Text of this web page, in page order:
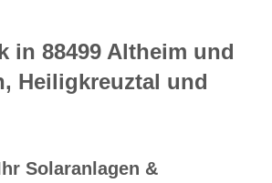
in 88499 Altheim und
Heiligkreuztal und
Solaranlagen &